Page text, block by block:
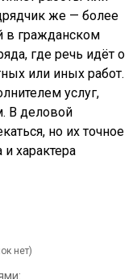
же — более
в гражданском
где речь идёт о
или иных работ.
услуг,
В деловой
но их точное
характера
нет)